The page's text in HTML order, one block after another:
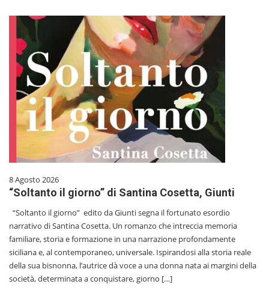
8 Agosto 2026
“Soltanto il giorno” di Santina Cosetta, Giunti
“Soltanto il giorno” edito da Giunti segna il fortunato esordio
narrativo di Santina Cosetta. Un romanzo che intreccia memoria
familiare, storia e formazione in una narrazione profondamente
siciliana e, al contemporaneo, universale. Ispirandosi alla storia reale
della sua bisnonna, l’autrice dà voce a una donna nata ai margini della
società, determinata a conquistare, giorno […]